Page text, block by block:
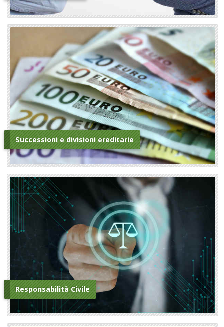
Successioni e divisioni ereditarie
Responsabilità Civile